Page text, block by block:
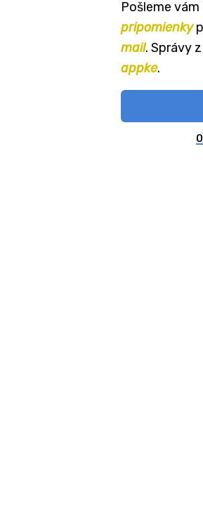
Pošleme
pripomienky
mail. Správy
appke.